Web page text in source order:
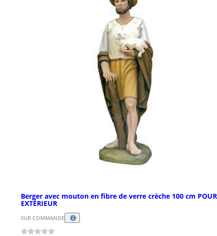
Berger avec mouton en fibre de verre crèche 100 cm POUR
EXTÉRIEUR
SUR COMMANDE